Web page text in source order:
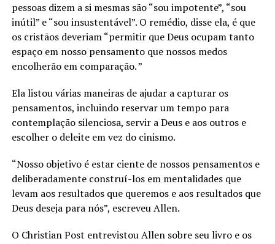
pessoas dizem a si mesmas são “sou impotente”, “sou
inútil” e “sou insustentável”. O remédio, disse ela, é que
os cristãos deveriam “permitir que Deus ocupam tanto
espaço em nosso pensamento que nossos medos
encolherão em comparação. ”
Ela listou várias maneiras de ajudar a capturar os
pensamentos, incluindo reservar um tempo para
contemplação silenciosa, servir a Deus e aos outros e
escolher o deleite em vez do cinismo.
“Nosso objetivo é estar ciente de nossos pensamentos e
deliberadamente construí-los em mentalidades que
levam aos resultados que queremos e aos resultados que
Deus deseja para nós”, escreveu Allen.
O Christian Post entrevistou Allen sobre seu livro e os